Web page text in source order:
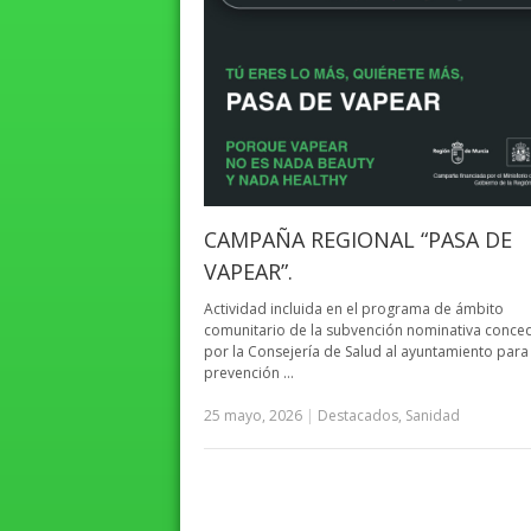
CAMPAÑA REGIONAL “PASA DE
VAPEAR”.
Actividad incluida en el programa de ámbito
comunitario de la subvención nominativa
por la Consejería de Salud al ayuntamiento
prevención …
25 mayo, 2026 | Destacados, Sanidad